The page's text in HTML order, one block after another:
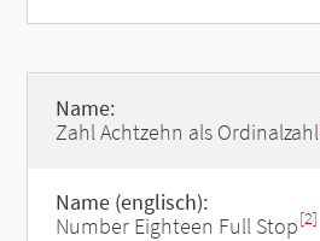
Name:
Zahl Achtzehn als Ordinalzahl
Name (englisch):
Number Eighteen Full Stop[2]